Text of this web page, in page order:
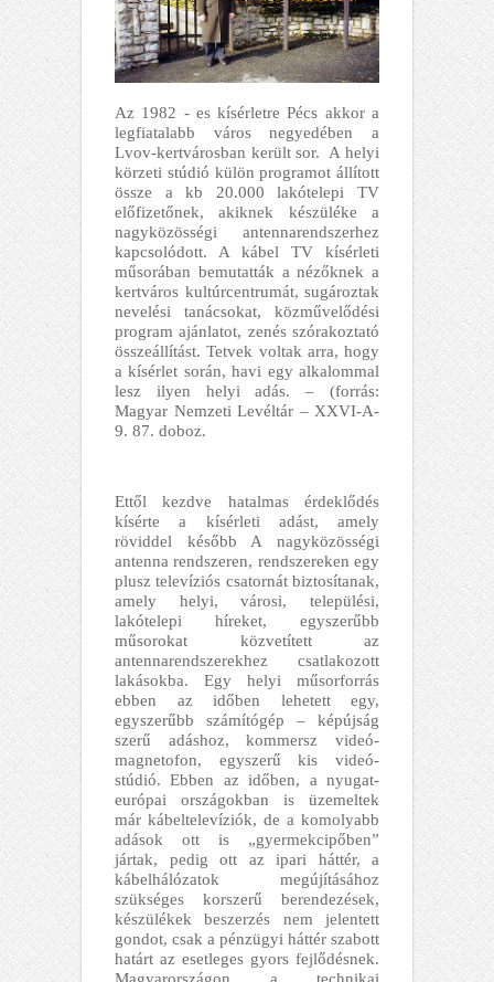
Az 1982 - es kísérletre Pécs akkor a
legfiatalabb város negyedében a
Lvov-kertvárosban került sor. A helyi
körzeti stúdió külön programot állított
össze a kb 20.000 lakótelepi TV
előfizetőnek, akiknek készüléke a
nagyközösségi antennarendszerhez
kapcsolódott. A kábel TV kísérleti
műsorában bemutatták a nézőknek a
kertváros kultúrcentrumát, sugároztak
nevelési tanácsokat, közművelődési
program ajánlatot, zenés szórakoztató
összeállítást. Tetvek voltak arra, hogy
a kísérlet során, havi egy alkalommal
lesz ilyen helyi adás. – (forrás:
Magyar Nemzeti Levéltár – XXVI-A-
9. 87. doboz.
Ettől kezdve hatalmas érdeklődés
kísérte a kísérleti adást, amely
röviddel később A nagyközösségi
antenna rendszeren, rendszereken egy
plusz televíziós csatornát biztosítanak,
amely helyi, városi, települési,
lakótelepi híreket, egyszerűbb
műsorokat közvetített az
antennarendszerekhez csatlakozott
lakásokba. Egy helyi műsorforrás
ebben az időben lehetett egy,
egyszerűbb számítógép – képújság
szerű adáshoz, kommersz videó-
magnetofon, egyszerű kis videó-
stúdió. Ebben az időben, a nyugat-
európai országokban is üzemeltek
már kábeltelevíziók, de a komolyabb
adások ott is „gyermekcipőben”
jártak, pedig ott az ipari háttér, a
kábelhálózatok megújításához
szükséges korszerű berendezések,
készülékek beszerzés nem jelentett
gondot, csak a pénzügyi háttér szabott
határt az esetleges gyors fejlődésnek.
Magyarországon a technikai